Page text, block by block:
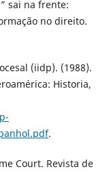
sai na frente:
no direito.
(iidp). (1988).
Historia,
.
Court. Revista de